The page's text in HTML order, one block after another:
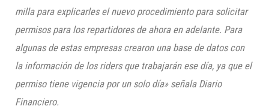
milla para explicarles el nuevo procedimiento para solicitar
permisos para los repartidores de ahora en adelante. Para
algunas de estas empresas crearon una base de datos con
la información de los riders que trabajarán ese día, ya que el
permiso tiene vigencia por un solo día» señala Diario
Financiero.